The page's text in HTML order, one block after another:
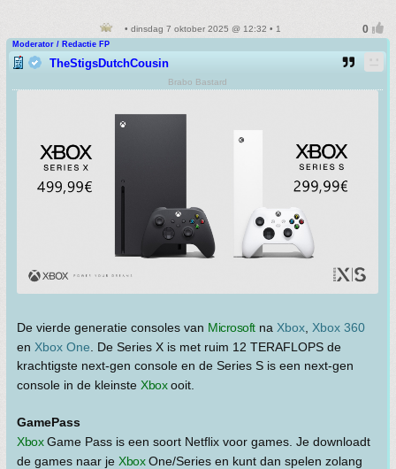
• dinsdag 7 oktober 2025 @ 12:32 • 1
Moderator / Redactie FP
TheStigsDutchCousin
Brabo Bastard
De vierde generatie consoles van Microsoftna Xbox, Xbox 360
en Xbox One . De Series X is met ruim 12 TERAFLOPS de
krachtigste next-gen console en de Series S is een next-gen
console in de kleinste Xboxooit.
GamePass
XboxGame Pass is een soort Netflix voor games. Je downloadt
de games naar je XboxOne/Series en kunt dan spelen zolang